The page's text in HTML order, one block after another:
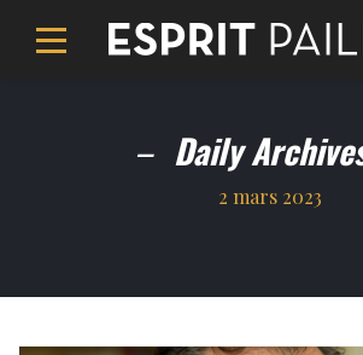
Daily
2 mars 2023